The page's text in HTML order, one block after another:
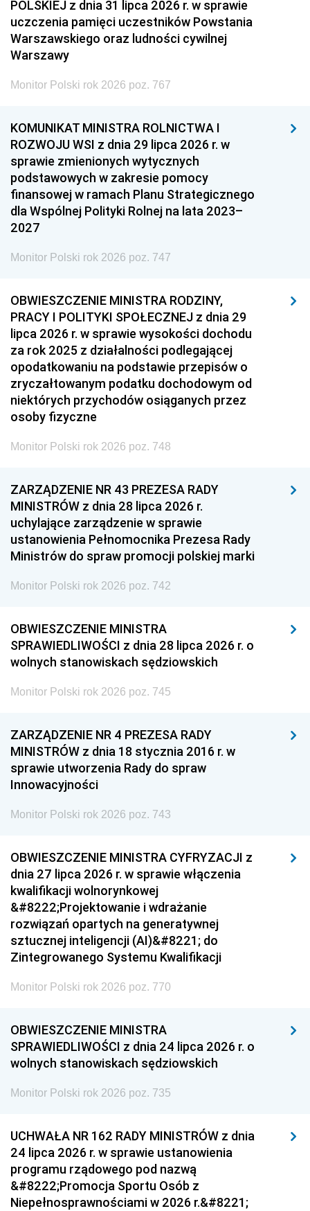
POLSKIEJ z dnia 31 lipca 2026 r. w sprawie
uczczenia pamięci uczestników Powstania
Warszawskiego oraz ludności cywilnej
Warszawy
Monitor Polski rok 2026 poz. 767
KOMUNIKAT MINISTRA ROLNICTWA I
ROZWOJU WSI z dnia 29 lipca 2026 r. w
sprawie zmienionych wytycznych
podstawowych w zakresie pomocy
finansowej w ramach Planu Strategicznego
dla Wspólnej Polityki Rolnej na lata 2023–
2027
Monitor Polski rok 2026 poz. 747
OBWIESZCZENIE MINISTRA RODZINY,
PRACY I POLITYKI SPOŁECZNEJ z dnia 29
lipca 2026 r. w sprawie wysokości dochodu
za rok 2025 z działalności podlegającej
opodatkowaniu na podstawie przepisów o
zryczałtowanym podatku dochodowym od
niektórych przychodów osiąganych przez
osoby fizyczne
Monitor Polski rok 2026 poz. 748
ZARZĄDZENIE NR 43 PREZESA RADY
MINISTRÓW z dnia 28 lipca 2026 r.
uchylające zarządzenie w sprawie
ustanowienia Pełnomocnika Prezesa Rady
Ministrów do spraw promocji polskiej marki
Monitor Polski rok 2026 poz. 742
OBWIESZCZENIE MINISTRA
SPRAWIEDLIWOŚCI z dnia 28 lipca 2026 r. o
wolnych stanowiskach sędziowskich
Monitor Polski rok 2026 poz. 745
ZARZĄDZENIE NR 4 PREZESA RADY
MINISTRÓW z dnia 18 stycznia 2016 r. w
sprawie utworzenia Rady do spraw
Innowacyjności
Monitor Polski rok 2026 poz. 743
OBWIESZCZENIE MINISTRA CYFRYZACJI z
dnia 27 lipca 2026 r. w sprawie włączenia
kwalifikacji wolnorynkowej
&#8222;Projektowanie i wdrażanie
rozwiązań opartych na generatywnej
sztucznej inteligencji (AI)&#8221; do
Zintegrowanego Systemu Kwalifikacji
Monitor Polski rok 2026 poz. 770
OBWIESZCZENIE MINISTRA
SPRAWIEDLIWOŚCI z dnia 24 lipca 2026 r. o
wolnych stanowiskach sędziowskich
Monitor Polski rok 2026 poz. 735
UCHWAŁA NR 162 RADY MINISTRÓW z dnia
24 lipca 2026 r. w sprawie ustanowienia
programu rządowego pod nazwą
&#8222;Promocja Sportu Osób z
Niepełnosprawnościami w 2026 r.&#8221;